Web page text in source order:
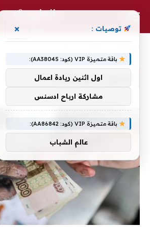
الشهر:مايو 2025
توصيات : ×
باقة متميزة VIP (كود: AA38045):
اول اثنين ريادة اعمال
مشاركة ارباح ادسنس
باقة متميزة VIP (كود: AA86842):
عالم الشباب